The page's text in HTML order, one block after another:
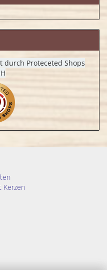
Proteceted Shops
Kerzen